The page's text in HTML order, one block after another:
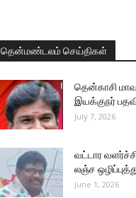
தென்மண்டலம் செய்திகள்
தென்காசி
இயக்குநர் பதவி
July 7, 2026
வட்டார
லஞ்ச
June 1, 2026